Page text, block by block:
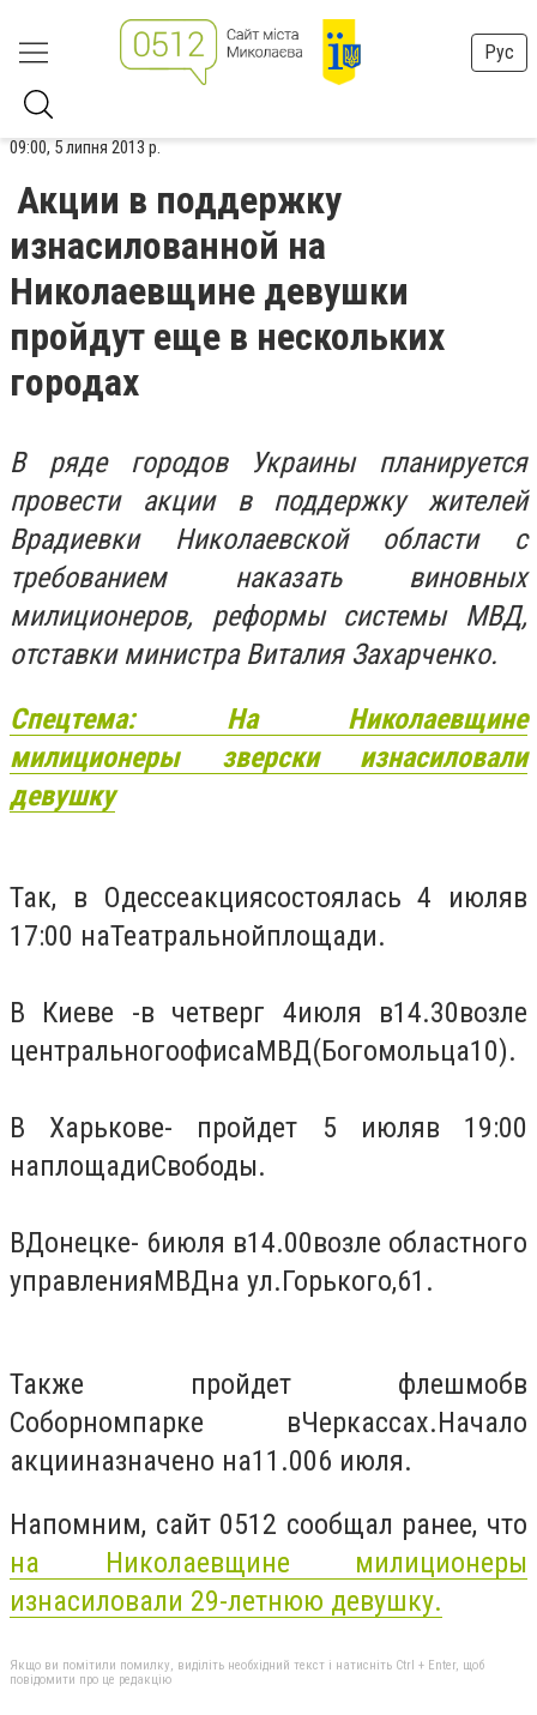
Рус
09:00, 5 липня 2013 р.
Акции в поддержку
изнасилованной на
Николаевщине девушки
пройдут еще в нескольких
городах
В ряде городов Украины планируется
провести акции в поддержку жителей
Врадиевки Николаевской области с
требованием наказать виновных
милиционеров, реформы системы МВД,
отставки министра Виталия Захарченко.
Спецтема: На Николаевщине
милиционеры зверски изнасиловали
девушку
Так, в Одессеакциясостоялась 4 июляв
17:00 наТеатральнойплощади.
В Киеве -в четверг 4июля в14.30возле
центральногоофисаМВД(Богомольца10).
В Харькове- пройдет 5 июляв 19:00
наплощадиСвободы.
ВДонецке- 6июля в14.00возле областного
управленияМВДна ул.Горького,61.
Также пройдет флешмобв
Соборномпарке вЧеркассах.Начало
акцииназначено на11.006 июля.
Напомним, сайт 0512 сообщал ранее, что
на Николаевщине милиционеры
изнасиловали 29-летнюю девушку.
Якщо ви помітили помилку, виділіть необхідний текст і натисніть Ctrl + Enter, щоб
повідомити про це редакцію